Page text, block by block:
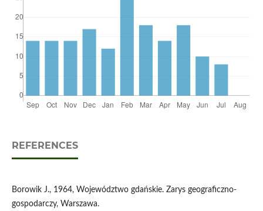
REFERENCES
Borowik J., 1964, Województwo gdańskie. Zarys geograficzno-
gospodarczy, Warszawa.